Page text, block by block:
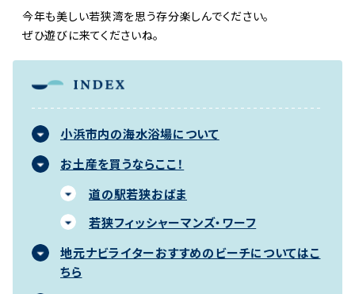
今年も美しい若狭湾を思う存分楽しんでください。
ぜひ遊びに来てくださいね。
小浜市内の海水浴場について
お土産を買うならここ！
道の駅若狭おばま
若狭フィッシャーマンズ・ワーフ
地元ナビライターおすすめのビーチについてはこ
ちら